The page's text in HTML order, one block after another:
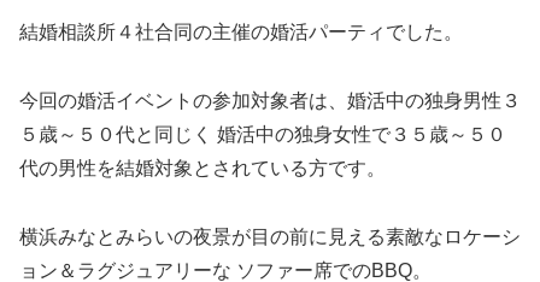
結婚相談所４社合同の主催の婚活パーティでした。
今回の婚活イベントの参加対象者は、婚活中の独身男性３
５歳～５０代と同じく 婚活中の独身女性で３５歳～５０
代の男性を結婚対象とされている方です。
横浜みなとみらいの夜景が目の前に見える素敵なロケーシ
ョン＆ラグジュアリーな ソファー席でのBBQ。